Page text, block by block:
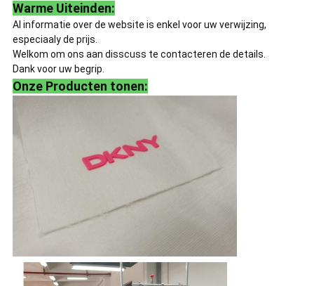
Warme Uiteinden:
Al informatie over de website is enkel voor uw verwijzing,
especiaaly de prijs.
Welkom om ons aan disscuss te contacteren de details.
Dank voor uw begrip.
Onze Producten tonen: